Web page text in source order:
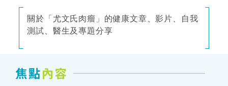
關於「尤文氏肉瘤」的健康文章、影片、自我
測試、醫生及專題分享